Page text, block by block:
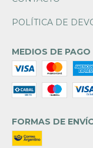
POLÍTICA DE
MEDIOS DE PAGO
FORMAS DE